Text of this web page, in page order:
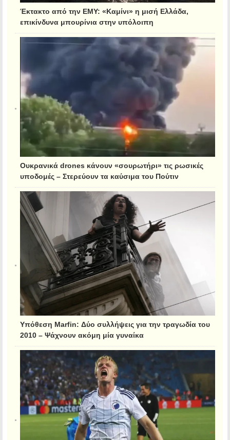
Έκτακτο από την ΕΜΥ: «Καμίνι» η μισή Ελλάδα,
επικίνδυνα μπουρίνια στην υπόλοιπη
Ουκρανικά drones κάνουν «σουρωτήρι» τις ρωσικές
υποδομές – Στερεύουν τα καύσιμα του Πούτιν
Υπόθεση Marfin: Δύο συλλήψεις για την τραγωδία του
2010 – Ψάχνουν ακόμη μία γυναίκα